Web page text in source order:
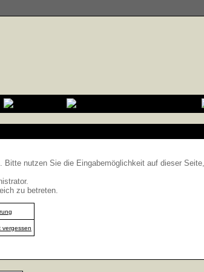
nutzen Sie die Eingabemöglichkeit auf dieser
zu betreten.
vergessen